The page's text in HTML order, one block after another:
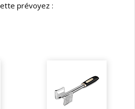
prévoyez :